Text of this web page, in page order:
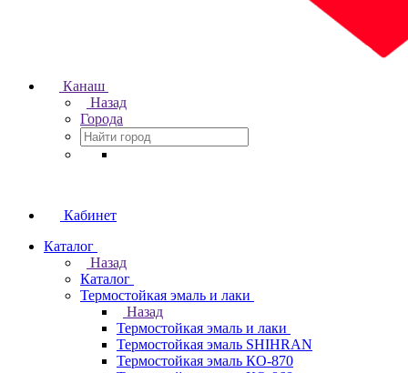
Канаш
Назад
Города
Кабинет
Каталог
Назад
Каталог
Термостойкая эмаль и лаки
Назад
Термостойкая эмаль и лаки
Термостойкая эмаль SHIHRAN
Термостойкая эмаль КО-870